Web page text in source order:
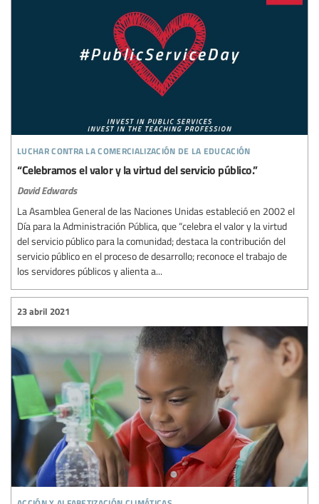
luchar contra la comercialización de la educación
“Celebramos el valor y la virtud del servicio público.”
David Edwards
La Asamblea General de las Naciones Unidas estableció en 2002 el
Día para la Administración Pública, que “celebra el valor y la virtud
del servicio público para la comunidad; destaca la contribución del
servicio público en el proceso de desarrollo; reconoce el trabajo de
los servidores públicos y alienta a...
23 abril 2021